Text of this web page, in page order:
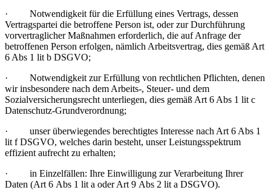
· Notwendigkeit für die Erfüllung eines Vertrags, dessen
Vertragspartei die betroffene Person ist, oder zur Durchführung
vorvertraglicher Maßnahmen erforderlich, die auf Anfrage der
betroffenen Person erfolgen, nämlich Arbeitsvertrag, dies gemäß Art
6 Abs 1 lit b DSGVO;
· Notwendigkeit zur Erfüllung von rechtlichen Pflichten, denen
wir insbesondere nach dem Arbeits-, Steuer- und dem
Sozialversicherungsrecht unterliegen, dies gemäß Art 6 Abs 1 lit c
Datenschutz-Grundverordnung;
· unser überwiegendes berechtigtes Interesse nach Art 6 Abs 1
lit f DSGVO, welches darin besteht, unser Leistungsspektrum
effizient aufrecht zu erhalten;
· in Einzelfällen: Ihre Einwilligung zur Verarbeitung Ihrer
Daten (Art 6 Abs 1 lit a oder Art 9 Abs 2 lit a DSGVO).